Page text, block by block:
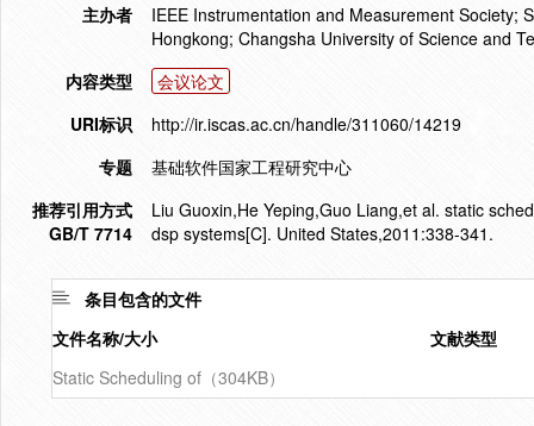
主办者
IEEE Instrumentation and Measurement Society;
Hongkong; Changsha University of Science and
内容类型
会议论文
URI标识
http://ir.iscas.ac.cn/handle/311060/14219
专题
基础软件国家工程研究中心
推荐引用方式
GB/T 7714
Liu Guoxin,He Yeping,Guo Liang,et al. static
dsp systems[C]. United States,2011:338-341.
条目包含的文件
文件名称/大小
文献类型
Static Scheduling of（304KB）